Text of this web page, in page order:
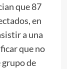
que 87
en
a una
que no
grupo de